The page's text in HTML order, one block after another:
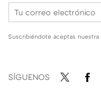
Suscribiéndote aceptas nuestra
SÍGUENOS